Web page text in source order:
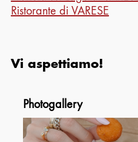
Ristorante di VARESE
Vi aspettiamo!
Photogallery